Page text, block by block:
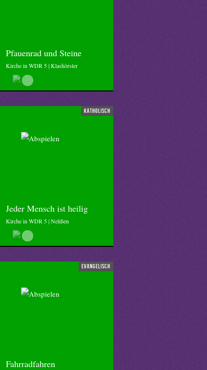
Pfauenrad und Steine
Kirche in WDR 5 | Klashörster
katholisch
Jeder Mensch ist heilig
Kirche in WDR 5 | Nelißen
evangelisch
Fahrradfahren